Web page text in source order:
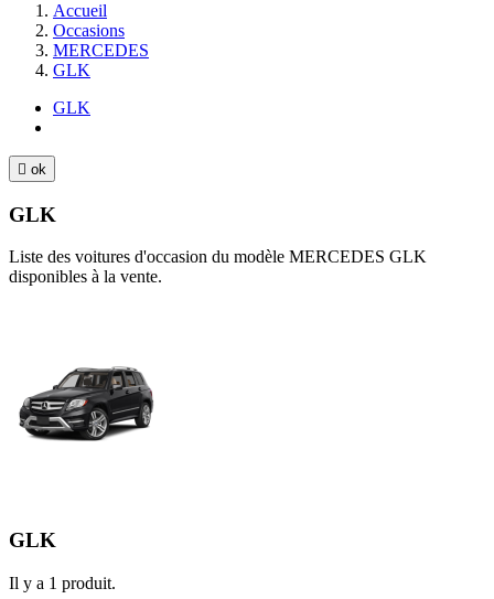
Accueil
Occasions
MERCEDES
GLK
GLK
 ok
GLK
Liste des voitures d'occasion du modèle MERCEDES GLK
disponibles à la vente.
GLK
Il y a 1 produit.